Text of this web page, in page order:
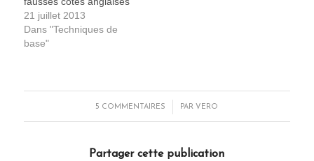
21 juillet 2013
Dans "Techniques de
base"
5 COMMENTAIRES
/ PAR VERO
Partager cette publication